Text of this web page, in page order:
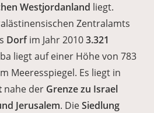
Westjordanland liegt.
Zentralamts
Dorfim Jahr 20103.321
liegt auf einer Höhe von 783
Meeresspiegel. Es liegt in
nahe der Grenze zu Israel
Jerusalem. DieSiedlung